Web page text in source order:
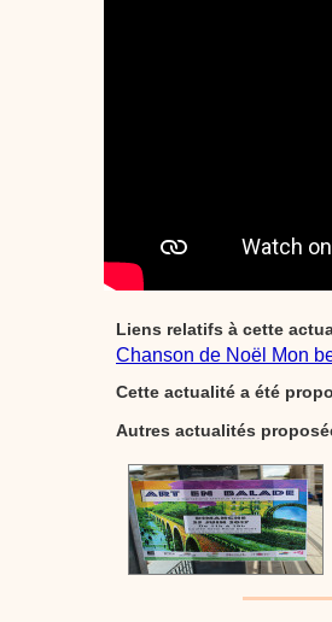
Liens relatifs à cette
Chanson de Noël Mon
Cette actualité a été
Autres actualités